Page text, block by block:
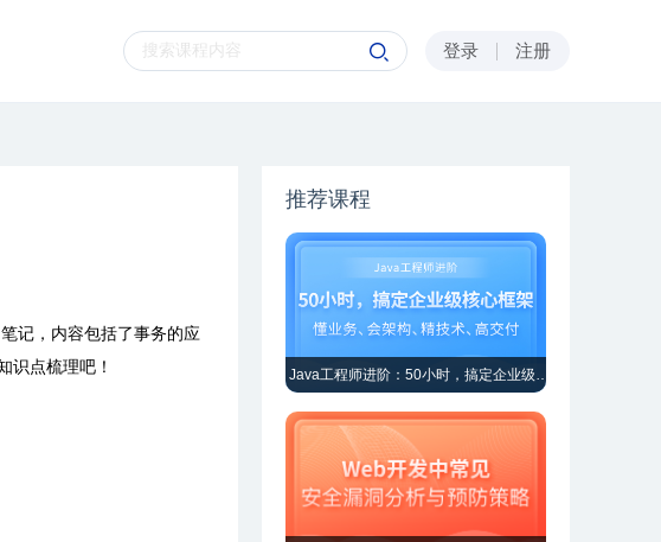
登录 注册
记，内容包括了事务的应
识点梳理吧！
推荐课程
Java工程师进阶：50小时，搞定企业级核心框架